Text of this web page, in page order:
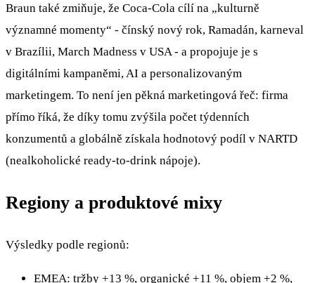
Braun také zmiňuje, že Coca‑Cola cílí na „kulturně
významné momenty“ - čínský nový rok, Ramadán, karneval
v Brazílii, March Madness v USA - a propojuje je s
digitálními kampaněmi, AI a personalizovaným
marketingem. To není jen pěkná marketingová řeč: firma
přímo říká, že díky tomu zvýšila počet týdenních
konzumentů a globálně získala hodnotový podíl v NARTD
(nealkoholické ready-to-drink nápoje).
Regiony a produktové mixy
Výsledky podle regionů:
EMEA: tržby +13 %, organické +11 %, objem +2 %,